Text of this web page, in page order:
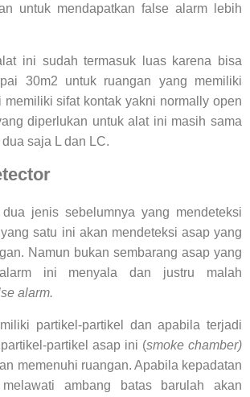
untuk mendapatkan false alarm lebih
ini sudah termasuk luas karena bisa
30m2 untuk ruangan yang memiliki
memiliki sifat kontak yakni normally open
diperlukan untuk alat ini masih sama
saja L dan LC.
jenis sebelumnya yang mendeteksi
satu ini akan mendeteksi asap yang
Namun bukan sembarang asap yang
ini menyala dan justru malah
alarm.
partikel-partikel dan apabila terjadi
partikel asap ini (smoke chamber)
memenuhi ruangan. Apabila kepadatan
ambang batas barulah akan